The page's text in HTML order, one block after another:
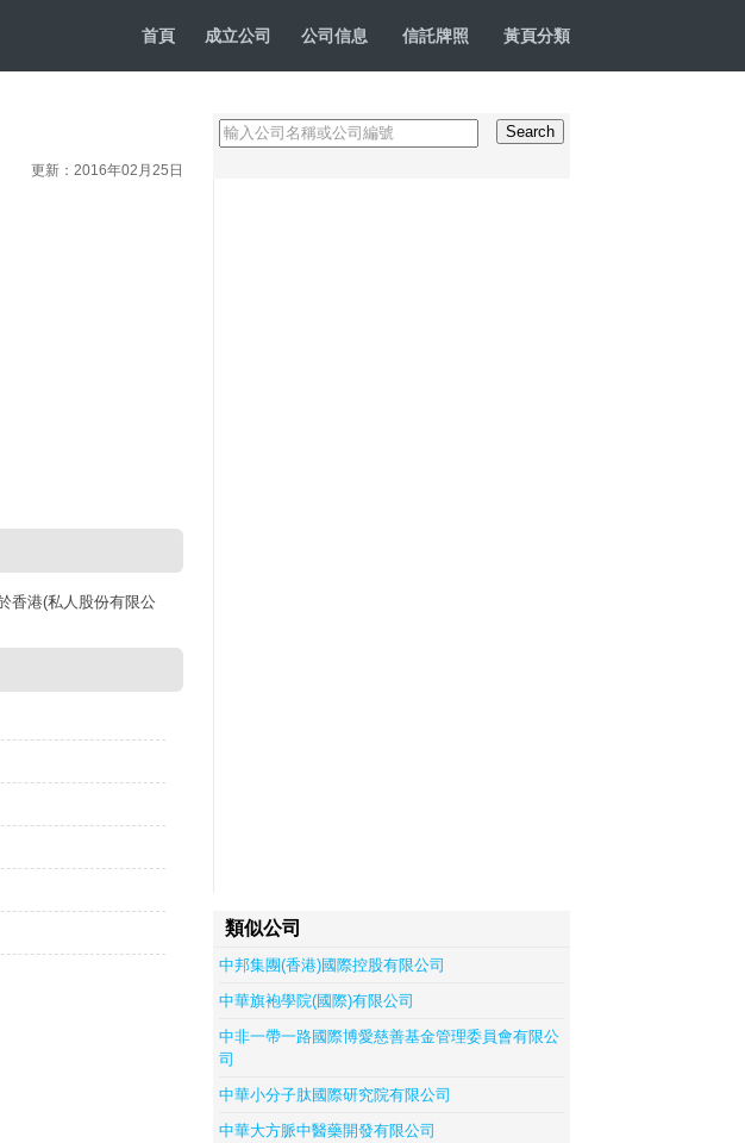
首頁 成立公司 公司信息 信託牌照 黃頁分類
更新：2016年02月25日
香港(私人股份有限公
類似公司
中邦集團(香港)國際控股有限公司
中華旗袍學院(國際)有限公司
中非一帶一路國際博愛慈善基金管理委員會有限公
司
中華小分子肽國際研究院有限公司
中華大方脈中醫藥開發有限公司